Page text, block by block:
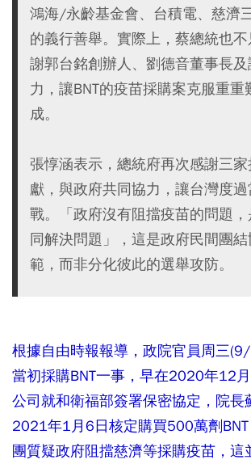
鴻海/永齡基金會、台積電、慈濟
的義行善舉。實際上，蔡總統也
謝郭台銘創辦人、劉德音董事長
力，讓BNT的疫苗採購案克服重重
成。
張惇涵表示，總統府再次感謝三
獻，與政府共同協力，讓台灣度
戰。「政府沒有阻擋疫苗的問題
同解決問題」，這是政府民間團
範，而非分化彼此的選舉攻防。
根據自由時報報導，政院官員周三
當初採購BNT一事，早在2020年12
公司就和衛福部簽署保密協定，院長
2021年1月6日核定購買500萬劑
團質疑政府阻擋慈濟等採購疫苗，這